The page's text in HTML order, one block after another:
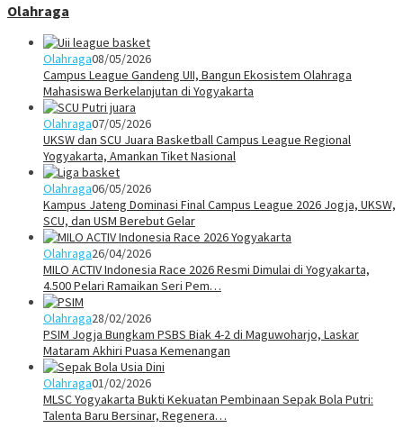
Olahraga
Olahraga08/05/2026
Campus League Gandeng UII, Bangun Ekosistem Olahraga
Mahasiswa Berkelanjutan di Yogyakarta
Olahraga07/05/2026
UKSW dan SCU Juara Basketball Campus League Regional
Yogyakarta, Amankan Tiket Nasional
Olahraga06/05/2026
Kampus Jateng Dominasi Final Campus League 2026 Jogja, UKSW,
SCU, dan USM Berebut Gelar
Olahraga26/04/2026
MILO ACTIV Indonesia Race 2026 Resmi Dimulai di Yogyakarta,
4.500 Pelari Ramaikan Seri Pem…
Olahraga28/02/2026
PSIM Jogja Bungkam PSBS Biak 4-2 di Maguwoharjo, Laskar
Mataram Akhiri Puasa Kemenangan
Olahraga01/02/2026
MLSC Yogyakarta Bukti Kekuatan Pembinaan Sepak Bola Putri:
Talenta Baru Bersinar, Regenera…